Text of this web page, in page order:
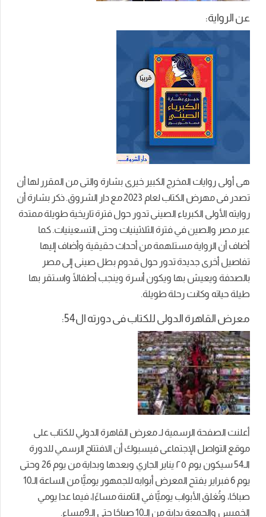
عن الرواية:
هى أولى روايات المخرج الكبير خيرى بشارة والتى من المقرر لها أن
تصدر فى مهرض الكتاب لعام 2023 مع دار الشروق. ذكر بشارة أن
روايته الأولى الكبرياء الصينى تدور حول فترة تاريخية طويلة ممتدة
عبر مصر والصين في فترة الثلاثينيات وحتى التسعينيات. كما
أضاف أن الرواية مستلهمة من أحداث حقيقية وأضاف إليها
تفاصيل أخرى جديدة تدور حول قدوم بطل صينى إلى مصر
بالصدفة ويعيش بها ويكون أسرة وينجب أطفالًا واستقر بها
طيلة حياته وكانت رحلة طويلة.
معرض القاهرة الدولى للكتاب فى دورته ال54:
أعلنت الصفحة الرسمية لـ معرض القاهرة الدولي للكتاب على
موقع التواصل الإجتماعى فيسبوك أن الافتتاح الرسمي للدورة
الـ54 سيكون يوم ٢٥ يناير الجاري وبعدها وبداية من يوم 26 وحتى
يوم 6 فبراير يفتح المعرض أبوابه للجمهور يوميًّا من الساعة الـ10
صباحًا، وتُغلق الأبواب يوميًّا في الثامنة مساءًا، فيما عدا يومي
الخميس والجمعة بداية من الـ10 صباحًا حتى الـ9مساء.